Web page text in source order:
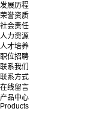
发展历程
荣誉资质
社会责任
人力资源
人才培养
职位招聘
联系我们
联系方式
在线留言
产品中心
Products